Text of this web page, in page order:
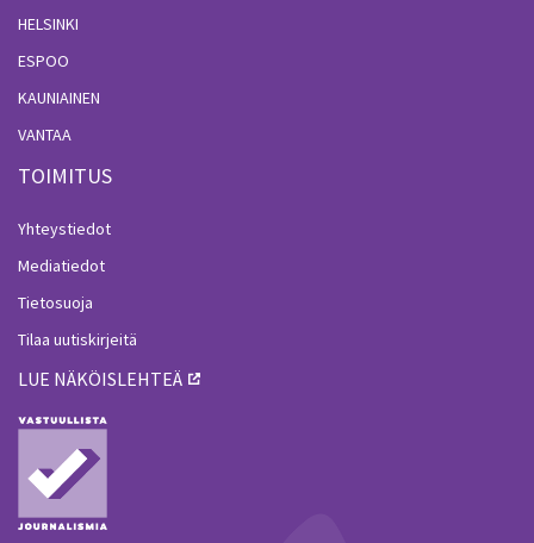
HELSINKI
ESPOO
KAUNIAINEN
VANTAA
TOIMITUS
Yhteystiedot
Mediatiedot
Tietosuoja
Tilaa uutiskirjeitä
LUE NÄKÖISLEHTEÄ